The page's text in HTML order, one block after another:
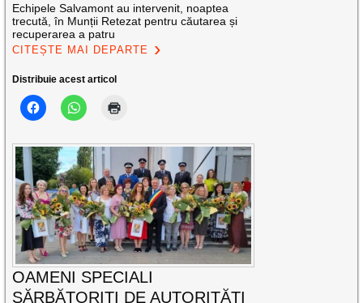
Echipele Salvamont au intervenit, noaptea
trecută, în Munții Retezat pentru căutarea și
recuperarea a patru
CITEȘTE MAI DEPARTE
Distribuie acest articol
OAMENI SPECIALI
SĂRBĂTORIȚI DE AUTORITĂȚI